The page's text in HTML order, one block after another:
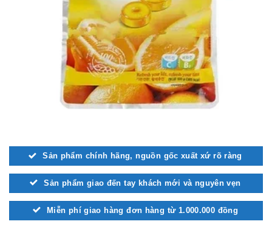
Sản phẩm chính hãng, nguồn gốc xuất xứ rõ ràng
Sản phẩm giao đến tay khách mới và nguyên vẹn
Miễn phí giao hàng đơn hàng từ 1.000.000 đồng